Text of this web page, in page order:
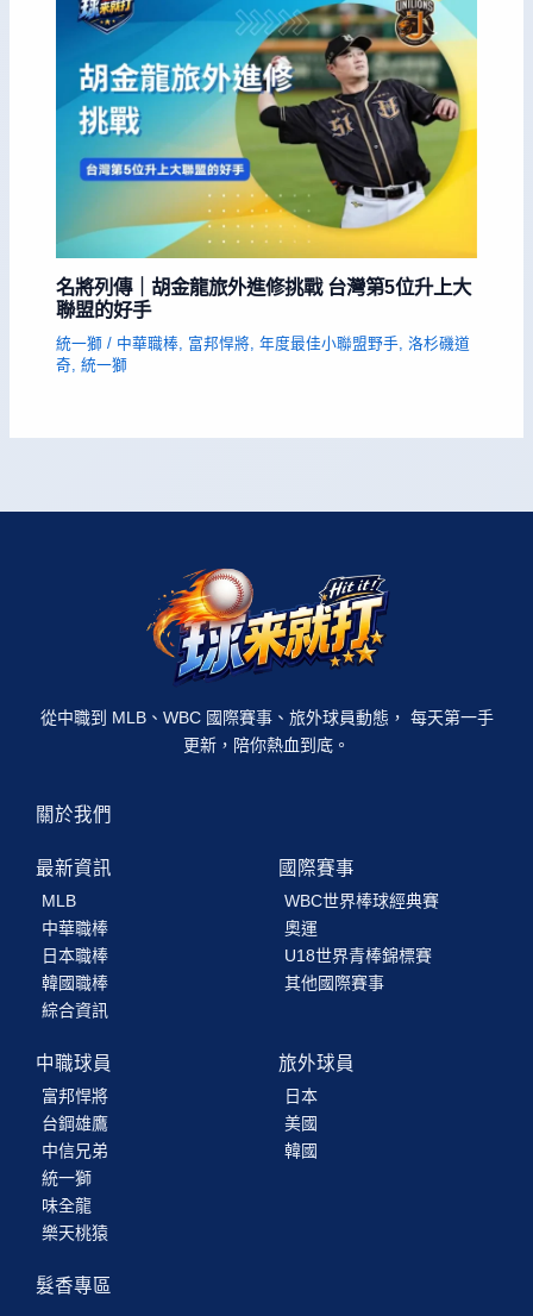
名將列傳｜胡金龍旅外進修挑戰 台灣第5位升上大
聯盟的好手
統一獅 / 中華職棒, 富邦悍將,年度最佳小聯盟野手,洛杉磯道
奇,統一獅
從中職到 MLB、WBC 國際賽事、旅外球員動態， 每天第一手
更新，陪你熱血到底。
關於我們
最新資訊
MLB
中華職棒
日本職棒
韓國職棒
綜合資訊
國際賽事
WBC世界棒球經典賽
奧運
U18世界青棒錦標賽
其他國際賽事
中職球員
富邦悍將
台鋼雄鷹
中信兄弟
統一獅
味全龍
樂天桃猿
旅外球員
日本
美國
韓國
髮香專區